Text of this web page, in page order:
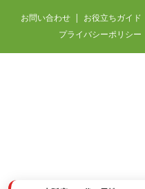
お問い合わせ お役立ちガイド
プライバシーポリシー